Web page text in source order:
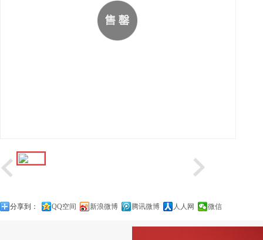
分享到： QQ空间 新浪微博 腾讯微博 人人网 微信